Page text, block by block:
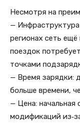
Несмотря на
—
регионах сеть
поездок
точками
— Время зарядки:
больше времени,
— Цена:
модификаций